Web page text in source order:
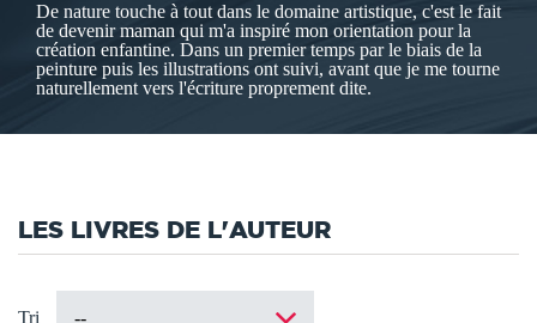
De nature touche à tout dans le domaine artistique, c'est le fait
de devenir maman qui m'a inspiré mon orientation pour la
création enfantine. Dans un premier temps par le biais de la
peinture puis les illustrations ont suivi, avant que je me tourne
naturellement vers l'écriture proprement dite.
LES LIVRES DE L'AUTEUR
Tri